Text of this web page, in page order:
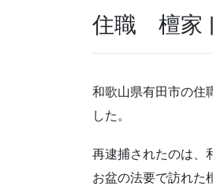
住職 檀家
和歌山県有田市の住
した。
再逮捕されたのは、
お盆の法要で訪れた